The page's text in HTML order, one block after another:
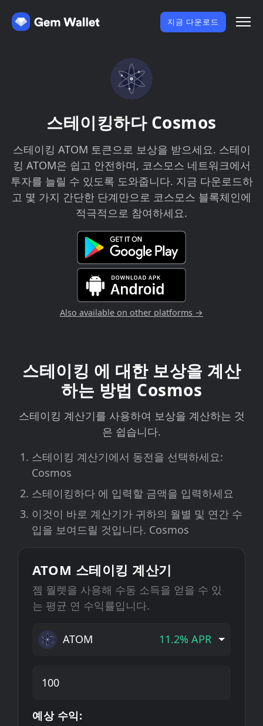
지금 다운로드
스테이킹하다 Cosmos
스테이킹 ATOM 토큰으로 보상을 받으세요. 스테이
킹 ATOM은 쉽고 안전하며, 코스모스 네트워크에서
투자를 늘릴 수 있도록 도와줍니다. 지금 다운로드하
고 몇 가지 간단한 단계만으로 코스모스 블록체인에
적극적으로 참여하세요.
Also available on other platforms →
스테이킹 에 대한 보상을 계산
하는 방법 Cosmos
스테이킹 계산기를 사용하여 보상을 계산하는 것
은 쉽습니다.
스테이킹 계산기에서 동전을 선택하세요:
Cosmos
스테이킹하다 에 입력할 금액을 입력하세요
이것이 바로 계산기가 귀하의 월별 및 연간 수
입을 보여드릴 것입니다. Cosmos
ATOM 스테이킹 계산기
젬 월렛을 사용해 수동 소득을 얻을 수 있
는 평균 연 수익률입니다.
ATOM 11.2% APR
예상 수익: